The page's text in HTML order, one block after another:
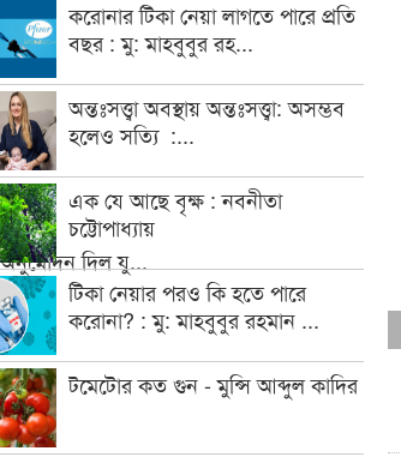
অনুমোদন দিল যু...
করোনার টিকা নেয়া লাগতে পারে প্রতি
বছর : মু: মাহবুবুর রহ...
অন্তঃসত্ত্বা অবস্থায় অন্তঃসত্ত্বা: অসম্ভব
হলেও সত্যি :...
এক যে আছে বৃক্ষ : নবনীতা
চট্টোপাধ্যায়
টিকা নেয়ার পরও কি হতে পারে
করোনা? : মু: মাহবুবুর রহমান ...
টমেটোর কত গুন - মুন্সি আব্দুল কাদির